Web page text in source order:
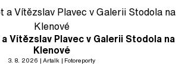
Vítězslav Plavec v Galerii Stodola na
Klenové
3. 8. 2026 Artalk Fotoreporty